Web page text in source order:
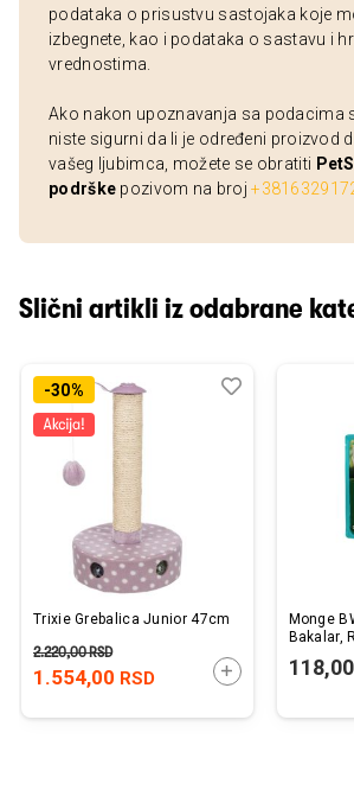
podataka o prisustvu sastojaka koje
izbegnete, kao i podataka o sastavu i
vrednostima.
Ako nakon upoznavanja sa podacima
niste sigurni da li je određeni proizvod
vašeg ljubimca, možete se obratiti
podrške pozivom na broj
Slični artikli iz odabrane
-30%
Trixie Grebalica Junior 47cm
1.554,00 RSD
2.220,00RSD
DODAJTE U
Dodaj
Uporedi
Monge
Bakalar,
118,00